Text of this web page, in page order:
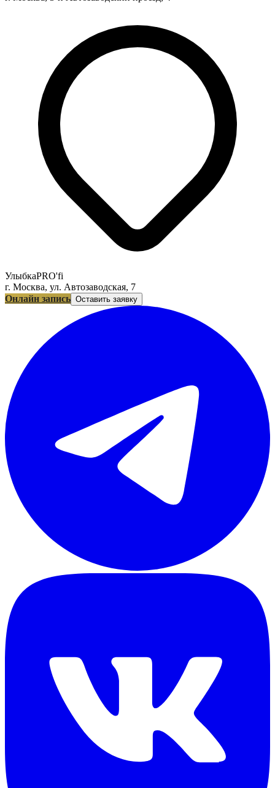
УлыбкаPRO'fi
г. Москва, ул. Автозаводская, 7
Онлайн запись Оставить заявку